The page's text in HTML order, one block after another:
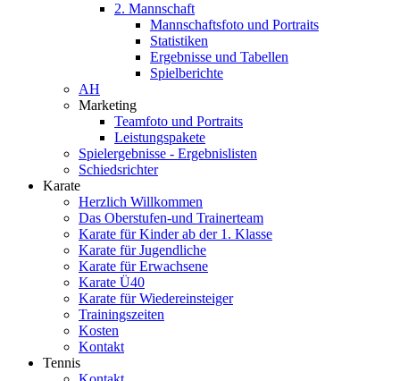
2. Mannschaft
Mannschaftsfoto und Portraits
Statistiken
Ergebnisse und Tabellen
Spielberichte
AH
Marketing
Teamfoto und Portraits
Leistungspakete
Spielergebnisse - Ergebnislisten
Schiedsrichter
Karate
Herzlich Willkommen
Das Oberstufen-und Trainerteam
Karate für Kinder ab der 1. Klasse
Karate für Jugendliche
Karate für Erwachsene
Karate Ü40
Karate für Wiedereinsteiger
Trainingszeiten
Kosten
Kontakt
Tennis